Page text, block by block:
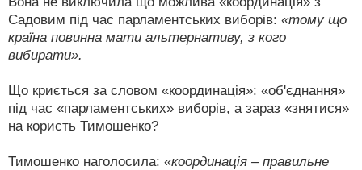
Садовим під час парламентських виборів: «тому що
країна повинна мати альтернативу, з кого
вибирати».
Що криється за словом «координація»: «об'єднання»
під час «парламентських» виборів, а зараз «знятися»
на користь Тимошенко?
Тимошенко наголосила: «координація – правильне